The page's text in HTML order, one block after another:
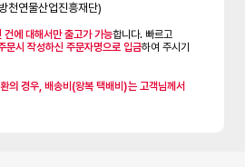
천연물산업진흥재단)
에 대해서만 출고가 가능합니다. 빠르고
문시 작성하신 주문자명으로 입금하여 주시기
의 경우, 배송비(왕복 택배비)는 고객님께서